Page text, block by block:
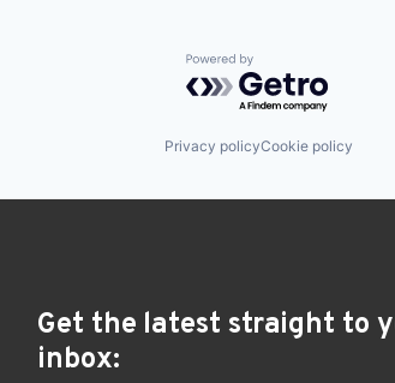
Powered by Getro.com
Privacy policyCookie policy
Get the latest straight to
inbox: